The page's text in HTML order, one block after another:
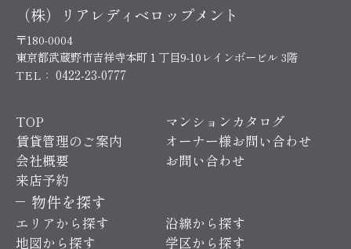
（株）リアレディベロップメント
〒180-0004
東京都武蔵野市吉祥寺本町１丁目9-10レインボービル 3階
TEL： 0422-23-0777
TOP
マンションカタログ
賃貸管理のご案内
オーナー様お問い合わせ
会社概要
お問い合わせ
来店予約
物件を探す
エリアから探す
沿線から探す
地図から探す
学区から探す